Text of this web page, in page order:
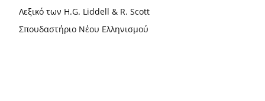
Λεξικό των H.G. Liddell & R. Scott
Σπουδαστήριο Νέου Ελληνισμού